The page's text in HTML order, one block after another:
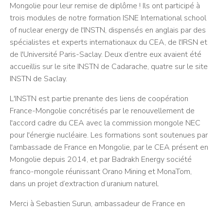
Mongolie pour leur remise de diplôme ! Ils ont participé à
trois modules de notre formation ISNE International school
of nuclear energy de l'INSTN, dispensés en anglais par des
spécialistes et experts internationaux du CEA, de l'IRSN et
de l'Université Paris-Saclay. Deux d’entre eux avaient été
accueillis sur le site INSTN de Cadarache, quatre sur le site
INSTN de Saclay.
L'INSTN est partie prenante des liens de coopération
France-Mongolie concrétisés par le renouvellement de
l'accord cadre du CEA avec la commission mongole NEC
pour l'énergie nucléaire. Les formations sont soutenues par
l'ambassade de France en Mongolie, par le CEA présent en
Mongolie depuis 2014, et par Badrakh Energy société
franco-mongole réunissant Orano Mining et MonaTom,
dans un projet d’extraction d’uranium naturel.
Merci à Sebastien Surun, ambassadeur de France en